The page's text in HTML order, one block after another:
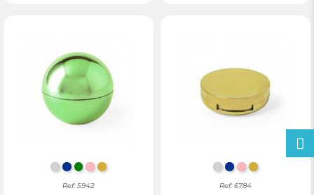
ZILVER
BLAUW
GROEN
ROZEGOUD
Ref: 5942
ZILVER
BLAUW
ROZEGOUD
Ref: 6784